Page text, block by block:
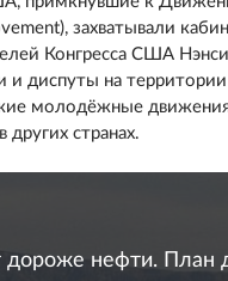
захватывали
Конгресса США
и диспуты на территории
молодёжные
странах.
дороже нефти. План